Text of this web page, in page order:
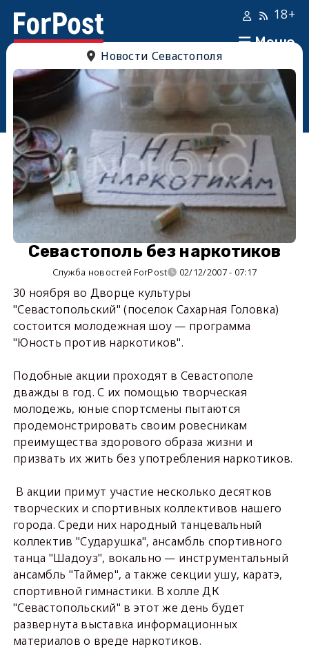
Меню
18+
Новости Севастополя
Севастополь без наркотиков
Служба новостей ForPost 02/12/2007 - 07:17
30 ноября во Дворце культуры
"Севастопольский" (поселок Сахарная Головка)
состоится молодежная шоу — программа
"Юность против наркотиков".
Подобные акции проходят в Севастополе
дважды в год. С их помощью творческая
молодежь, юные спортсмены пытаются
продемонстрировать своим ровесникам
преимущества здорового образа жизни и
призвать их жить без употребления наркотиков.
В акции примут участие несколько десятков
творческих и спортивных коллективов нашего
города. Среди них народный танцевальный
коллектив "Сударушка", ансамбль спортивного
танца "Шадоуз", вокально — инструментальный
ансамбль "Таймер", а также секции ушу, каратэ,
спортивной гимнастики. В холле ДК
"Севастопольский" в этот же день будет
развернута выставка информационных
материалов о вреде наркотиков.